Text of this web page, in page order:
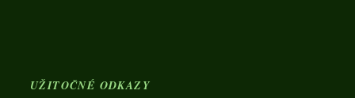
UŽITOČNÉ ODKAZY